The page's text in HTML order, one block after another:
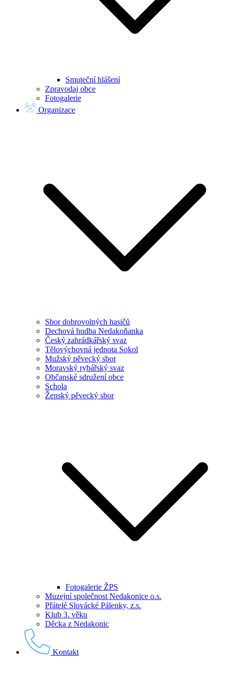
Smuteční hlášení
Zpravodaj obce
Fotogalerie
Organizace
Sbor dobrovolných hasičů
Dechová hudba Nedakoňanka
Český zahrádkářský svaz
Tělovýchovná jednota Sokol
Mužský pěvecký sbor
Moravský rybářský svaz
Občanské sdružení obce
Schola
Ženský pěvecký sbor
Fotogalerie ŽPS
Muzejní společnost Nedakonice o.s.
Přátelé Slovácké Pálenky, z.s.
Klub 3. věku
Děcka z Nedakonic
Kontakt